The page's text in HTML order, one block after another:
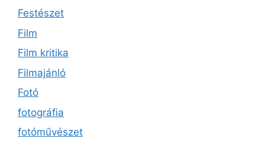
Festészet
Film
Film kritika
Filmajánló
Fotó
fotográfia
fotóművészet